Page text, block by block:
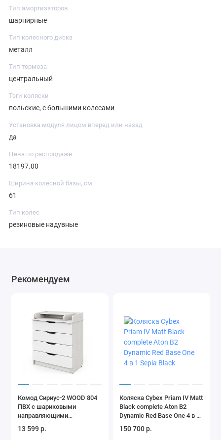
Тип амортизаторов
шарнирные
Тип колесного диска
металл
Тип тормоза
центральный
Тэги коляски
польские, с большими колесами
Установка модуля лицом вперед или назад
да
Цена по распродаже
18197.00
Ширина колесной базы, см
61
Тип колес
резиновые надувные
Рекомендуем
Комод Сириус-2 WOOD 804
ПВХ с шариковыми
направляющими
13 599 р.
Коляска Cybex Priam IV Matt
Black complete Aton B2
Dynamic Red Base One 4 в 1
150 700 р.